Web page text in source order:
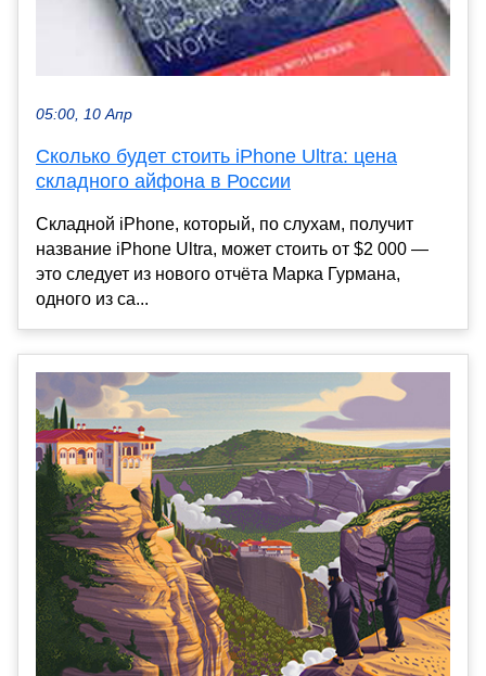
05:00, 10 Апр
Сколько будет стоить iPhone Ultra: цена
складного айфона в России
Складной iPhone, который, по слухам, получит
название iPhone Ultra, может стоить от $2 000 —
это следует из нового отчёта Марка Гурмана,
одного из са...